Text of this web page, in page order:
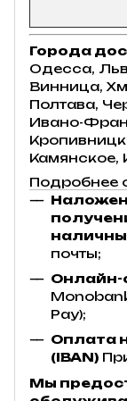
Города
Одесса,
Винница,
Полтава,
Ивано-
Камянское,
Подробнее
почты;
Онлайн-
Pay);
Оплата
(IBAN)
Мы